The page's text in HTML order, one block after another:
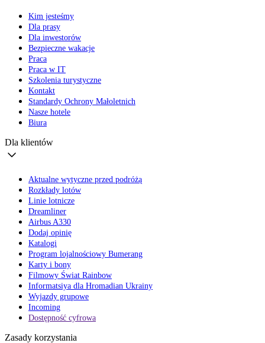
Kim jesteśmy
Dla prasy
Dla inwestorów
Bezpieczne wakacje
Praca
Praca w IT
Szkolenia turystyczne
Kontakt
Standardy Ochrony Małoletnich
Nasze hotele
Biura
Dla klientów
Aktualne wytyczne przed podróżą
Rozkłady lotów
Linie lotnicze
Dreamliner
Airbus A330
Dodaj opinię
Katalogi
Program lojalnościowy Bumerang
Karty i bony
Filmowy Świat Rainbow
Informatsiya dla Hromadian Ukrainy
Wyjazdy grupowe
Incoming
Dostępność cyfrowa
Zasady korzystania